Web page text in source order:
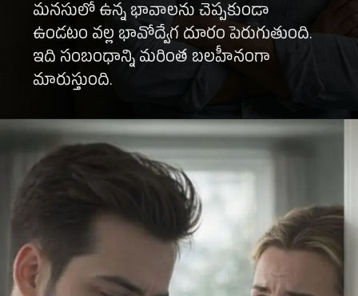
మనసులో ఉన్న భావాలను చెప్పకుండా
ఉండటం వల్ల భావోద్వేగ దూరం పెరుగుతుంది.
ఇది సంబంధాన్ని మరింత బలహీనంగా
మారుస్తుంది.